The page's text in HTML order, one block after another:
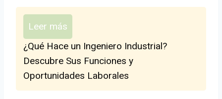
Leer más
¿Qué Hace un Ingeniero Industrial?
Descubre Sus Funciones y
Oportunidades Laborales